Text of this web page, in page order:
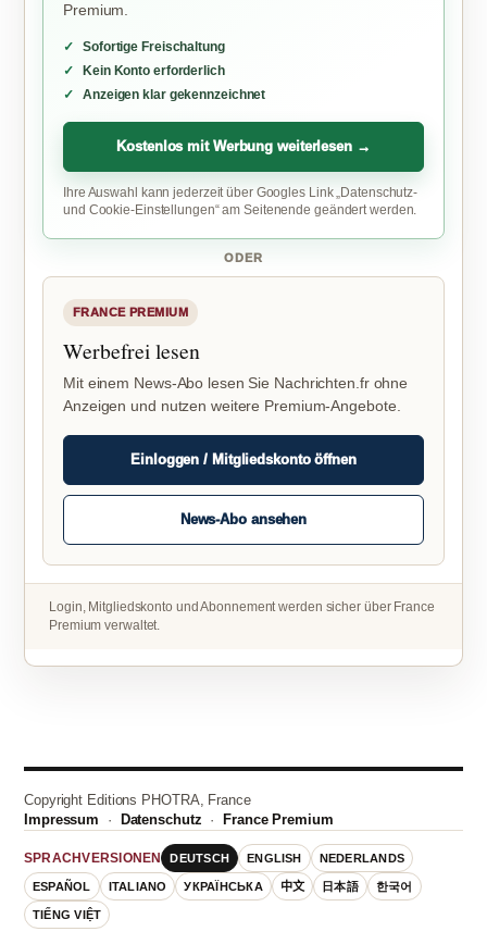
Premium.
Sofortige Freischaltung
Kein Konto erforderlich
Anzeigen klar gekennzeichnet
Kostenlos mit Werbung weiterlesen →
Ihre Auswahl kann jederzeit über Googles Link „Datenschutz-
und Cookie-Einstellungen“ am Seitenende geändert werden.
ODER
FRANCE PREMIUM
Werbefrei lesen
Mit einem News-Abo lesen Sie Nachrichten.fr ohne
Anzeigen und nutzen weitere Premium-Angebote.
Einloggen / Mitgliedskonto öffnen
News-Abo ansehen
Login, Mitgliedskonto und Abonnement werden sicher über France
Premium verwaltet.
Copyright Editions PHOTRA, France
Impressum · Datenschutz · France Premium
SPRACHVERSIONEN DEUTSCH ENGLISH NEDERLANDS
ESPAÑOL ITALIANO УКРАЇНСЬКА 中文 日本語 한국어
TIẾNG VIỆT